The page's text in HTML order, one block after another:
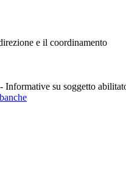
e il coordinamento
- Informative su soggetto